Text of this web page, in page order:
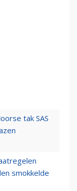
tak SAS
smokkelde